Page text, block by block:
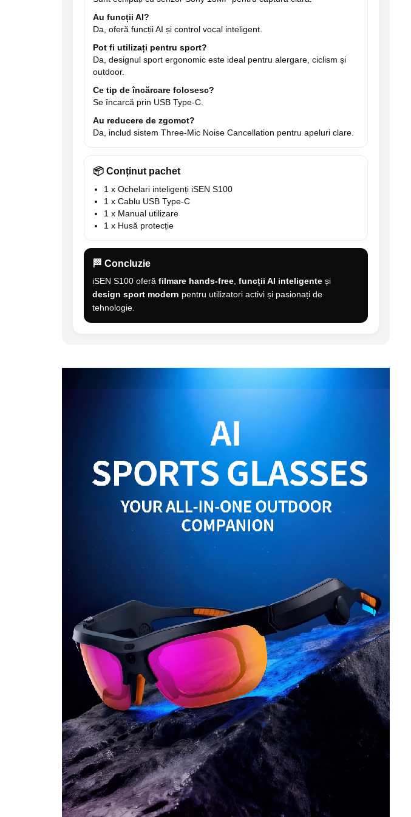
Au funcții AI?
Da, oferă funcții AI și control vocal inteligent.
Pot fi utilizați pentru sport?
Da, designul sport ergonomic este ideal pentru alergare, ciclism și
outdoor.
Ce tip de încărcare folosesc?
Se încarcă prin USB Type-C.
Au reducere de zgomot?
Da, includ sistem Three-Mic Noise Cancellation pentru apeluri clare.
📦 Conținut pachet
1 x Ochelari inteligenți iSEN S100
1 x Cablu USB Type-C
1 x Manual utilizare
1 x Husă protecție
🏁 Concluzie
iSEN S100 oferă filmare hands-free funcții AI inteligente și
design sport modern pentru utilizatori activi și pasionați de
tehnologie.